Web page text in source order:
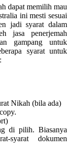
dapat memilih mau
ini mesti sesuai
jadi syarat dalam
jasa penerjemah
gampang untuk
syarat untuk
Nikah (bila ada)
di pilih. Biasanya
syarat dokumen